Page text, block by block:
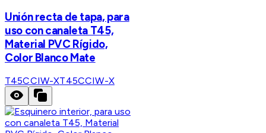
Unión recta de tapa, para
uso con canaleta T45,
Material PVC Rígido,
Color Blanco Mate
T45CCIW-XT45CCIW-X